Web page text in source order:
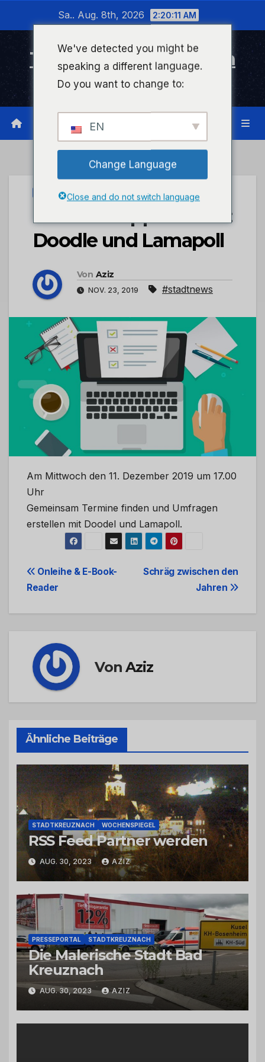
wechseln
Sa.. Aug. 8th, 2026 2:20:11 AM
Timeline Bad Kreuznach
Infonetzwerk für Bad Kreuznach
STADTKREUZNACH
PC-Praxistipps – Tools:
Doodle und Lamapoll
Von Aziz
NOV. 23, 2019 #stadtnews
Am Mittwoch den 11. Dezember 2019 um 17.00
Uhr
Gemeinsam Termine finden und Umfragen
erstellen mit Doodel und Lamapoll.
Beitrags-
Schräg zwischen den
Jahren
Onleihe & E-Book-
Reader
VonAziz
Ähnliche Beiträge
STADTKREUZNACH WOCHENSPIEGEL
RSS Feed Partner werden
AUG. 30, 2023 AZIZ
PRESSEPORTAL STADTKREUZNACH
Die Malerische Stadt Bad
Kreuznach
AUG. 30, 2023 AZIZ
We've detected you might be
speaking a different language.
Do you want to change to:
EN
Change Language
Close and do not switch language